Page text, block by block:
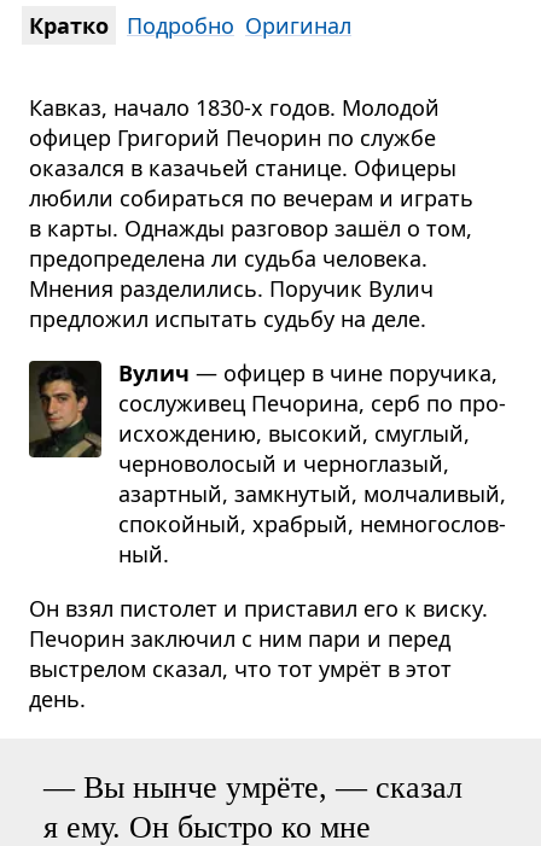
Кратко
Подробно Оригинал
Кавказ, начало 1830-х годов. Молодой
офицер Григорий Печорин по службе
оказался в казачьей станице. Офицеры
любили собираться по вечерам и играть
в карты. Однажды разговор зашёл о том,
предопределена ли судьба человека.
Мнения разделились. Поручик Вулич
предложил испытать судьбу на деле.
Вулич — офи­цер в чине пору­чика,
сослу­жи­вец Печо­рина, серб по про­
ис­хо­жде­нию, высо­кий, смуг­лый,
чер­но­во­ло­сый и чер­но­гла­зый,
азарт­ный, замкну­тый, мол­ча­ли­вый,
спо­кой­ный, хра­брый, немно­го­слов­
ный.
Он взял пистолет и приставил его к виску.
Печорин заключил с ним пари и перед
выстрелом сказал, что тот умрёт в этот
день.
— Вы нынче умрёте, — сказал
я ему. Он быстро ко мне